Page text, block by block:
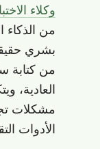
وكلاء
من
بشري
من كتابة
العادية،
مشكلات
الأدوات